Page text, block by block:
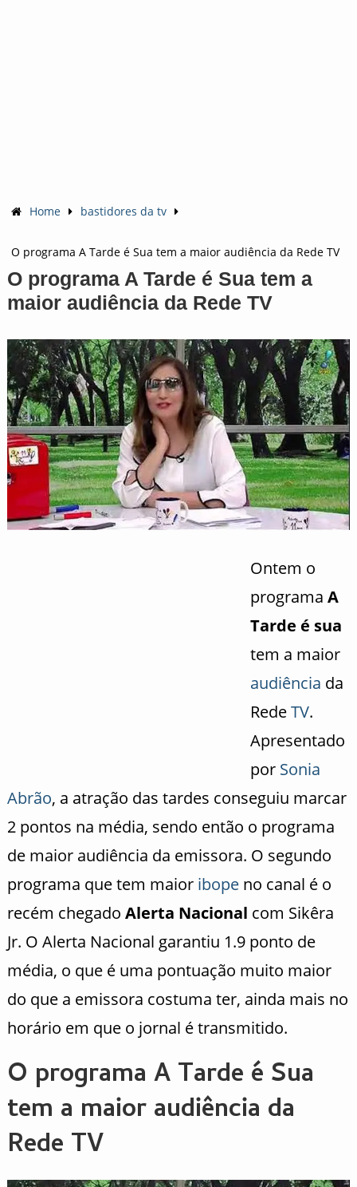
Home bastidores da tv
O programa A Tarde é Sua tem a maior audiência da Rede TV
O programa A Tarde é Sua tem a
maior audiência da Rede TV
Ontem o
programa A
Tarde é sua
tem a maior
audiência da
RedeTV.
Apresentado
por Sonia
Abrão, a atração das tardes conseguiu marcar
2 pontos na média, sendo então o programa
de maior audiência da emissora. O segundo
programa que tem maior ibopeno canal é o
recém chegado Alerta Nacional com Sikêra
Jr. O Alerta Nacional garantiu 1.9 ponto de
média, o que é uma pontuação muito maior
do que a emissora costuma ter, ainda mais no
horário em que o jornal é transmitido.
O programa A Tarde é Sua
tem a maior audiência da
Rede TV